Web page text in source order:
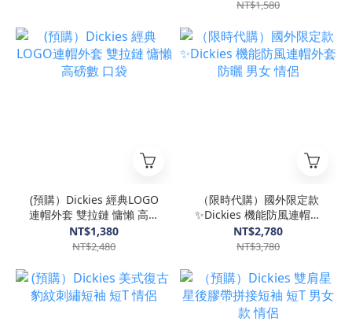
NT$1,580
(預購）Dickies 經典LOGO
連帽外套 雙拉鏈 慵懶 高磅
數 口袋
NT$1,380
NT$2,480
（限時代購）國外限定款
✨Dickies 機能防風連帽外
套 防曬 男女 情侶
NT$2,780
NT$3,780